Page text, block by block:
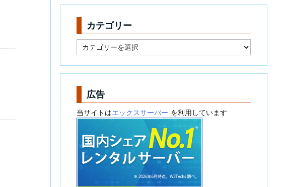
カテゴリー
テ
リ
広告
当サイトはエックスサーバー を利用しています